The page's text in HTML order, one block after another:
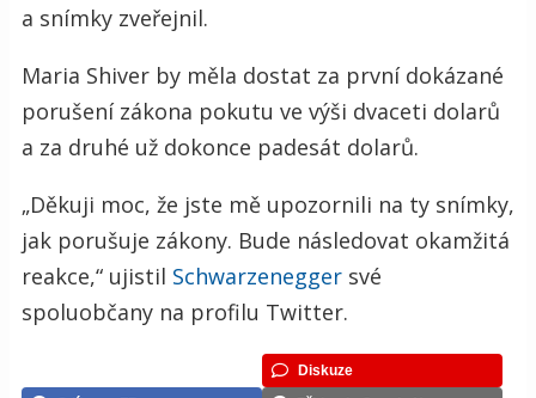
a snímky zveřejnil.
Maria Shiver by měla dostat za první dokázané
porušení zákona pokutu ve výši dvaceti dolarů
a za druhé už dokonce padesát dolarů.
„Děkuji moc, že jste mě upozornili na ty snímky,
jak porušuje zákony. Bude následovat okamžitá
reakce,“ ujistil Schwarzenegger své
spoluobčany na profilu Twitter.
Diskuze